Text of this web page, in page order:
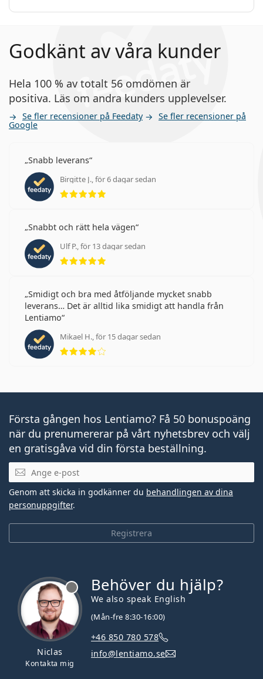
Detta är en medicinteknisk produkt. Läs
Godkänt av våra kunder
Hela 100 % av totalt 56 omdömen är
positiva. Läs om andra kunders upplevelser.
Se fler recensioner på Feedaty Se fler recensioner på
Google
Snabb leverans
Birgitte J., för 6 dagar sedan
Betyg 5 av 5
Snabbt och rätt hela vägen
Ulf P., för 13 dagar sedan
Betyg 5 av 5
Smidigt och bra med åtföljande mycket snabb
leverans… Det är alltid lika smidigt att handla från
Lentiamo
Mikael H., för 15 dagar sedan
Betyg 4 av 5
Första gången hos Lentiamo? Få 50 bonuspoäng
när du prenumererar på vårt nyhetsbrev och välj
en gratisgåva vid din första beställning.
Mejladress
Registrera
Genom att skicka in godkänner du behandlingen av dina
personuppgifter.
Niclas
Kontakta mig
Behöver du hjälp?
We also speak English
(Mån-fre 8:30-16:00)
+46 850 780 578
info@lentiamo.se